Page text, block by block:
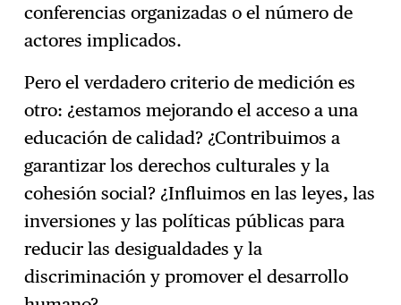
conferencias organizadas o el número de
actores implicados.
Pero el verdadero criterio de medición es
otro: ¿estamos mejorando el acceso a una
educación de calidad? ¿Contribuimos a
garantizar los derechos culturales y la
cohesión social? ¿Influimos en las leyes, las
inversiones y las políticas públicas para
reducir las desigualdades y la
discriminación y promover el desarrollo